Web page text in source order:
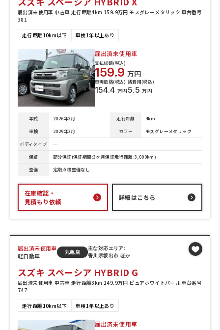
届出済未使用車 中古車 走行距離4km 159.9万円 モスグレーメタリック 車台番号
381
走行距離10km以下 車検1年以上あり
届出済未使用車
支払総額(税込)
159.9 万円
車両価格(税込)
154.4 万円
諸費用(税込)
5.5 万円
年式 2026年3月 走行距離
4km
車検
2029年3月 カラー
モスグレーメタリック
ボディタイプ
─
保証
部分保証(保証期間:3ヶ月保証走行距離:3,000km)
整備
定期点検整備なし
在庫確認・
見積もり依頼
詳細はこちら
届出済未使用車
軽自動車
丸亀店
主な対応エリア:
香川県坂出市 ほか
スズキ スペーシア HYBRID G
届出済未使用車 中古車 走行距離3km 149.9万円 ピュアホワイトパール 車台番号
747
走行距離10km以下 車検1年以上あり
届出済未使用車